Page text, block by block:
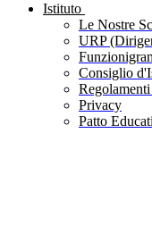
Istituto
Le Nostre
URP
Consiglio
Privacy
Patto